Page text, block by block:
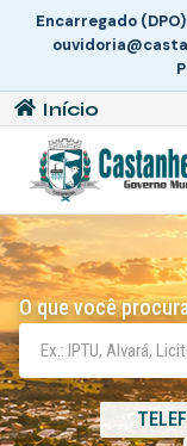
Encarregado
Início
O que você